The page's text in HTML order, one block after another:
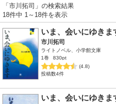
「市川拓司」の検索結果
18件中 1～18件を表示
いま、会いにゆきま
市川拓司
ライトノベル、小学館文庫
1巻
830pt
(4.8)
投稿数4件
いま、会いにゆきま